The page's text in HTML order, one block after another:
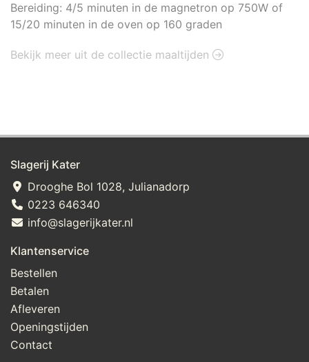
Bereiding: 4/5 minuten in de magnetron op 750W of
15/20 minuten in de oven op 160 graden
Bekijk meer uit de collectie maaltijden
Slagerij Kater
Drooghe Bol 1028, Julianadorp
0223 646340
info@slagerijkater.nl
Klantenservice
Bestellen
Betalen
Afleveren
Openingstijden
Contact